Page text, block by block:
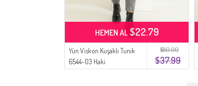
$80.00
$37.99
Yün Viskon Kuşaklı Tunik
6544-03 Haki
HEMEN AL$22.79